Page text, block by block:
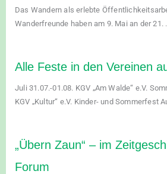
Das Wandern als erlebte
Wanderfreunde haben am 9. Mai an der 21.
Alle Feste in den Vereinen
Juli 31.07.-01.08. KGV „Am Walde“ e.V.
KGV „Kultur“ e.V. Kinder- und Sommerfest
„Übern Zaun“ – im
Forum